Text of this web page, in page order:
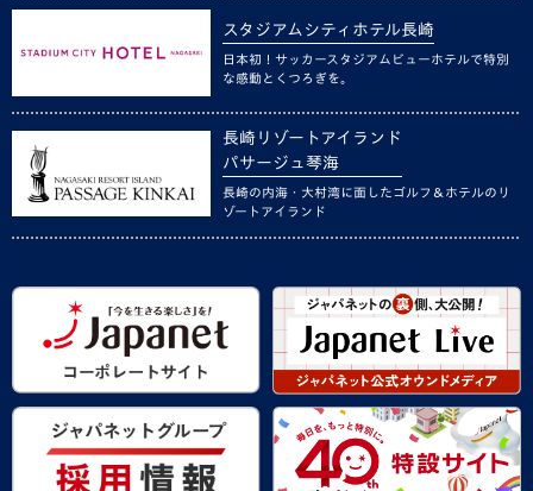
スタジアムシティホテル長崎
日本初！サッカースタジアムビューホテルで特別
な感動とくつろぎを。
長崎リゾートアイランド
パサージュ琴海
長崎の内海・大村湾に面したゴルフ＆ホテルのリ
ゾートアイランド